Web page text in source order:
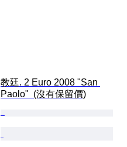
教廷. 2 Euro 2008 "San
Paolo"  (沒有保留價)